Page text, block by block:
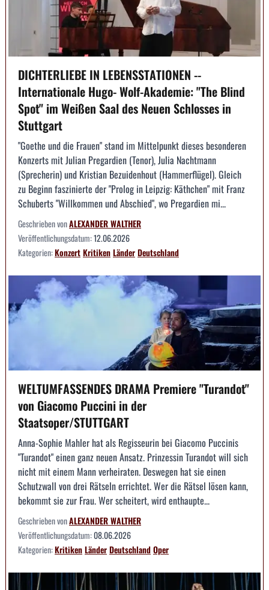
DICHTERLIEBE IN LEBENSSTATIONEN --
Internationale Hugo- Wolf-Akademie: "The Blind
Spot" im Weißen Saal des Neuen Schlosses in
Stuttgart
"Goethe und die Frauen" stand im Mittelpunkt dieses besonderen
Konzerts mit Julian Pregardien (Tenor), Julia Nachtmann
(Sprecherin) und Kristian Bezuidenhout (Hammerflügel). Gleich
zu Beginn faszinierte der "Prolog in Leipzig: Käthchen" mit Franz
Schuberts "Willkommen und Abschied", wo Pregardien mi...
Geschrieben vonALEXANDER WALTHER
Veröffentlichungsdatum:12.06.2026
Kategorien:KonzertKritikenLänderDeutschland
WELTUMFASSENDES DRAMA Premiere "Turandot"
von Giacomo Puccini in der
Staatsoper/STUTTGART
Anna-Sophie Mahler hat als Regisseurin bei Giacomo Puccinis
"Turandot" einen ganz neuen Ansatz. Prinzessin Turandot will sich
nicht mit einem Mann verheiraten. Deswegen hat sie einen
Schutzwall von drei Rätseln errichtet. Wer die Rätsel lösen kann,
bekommt sie zur Frau. Wer scheitert, wird enthaupte...
Geschrieben vonALEXANDER WALTHER
Veröffentlichungsdatum:08.06.2026
Kategorien:KritikenLänderDeutschlandOper